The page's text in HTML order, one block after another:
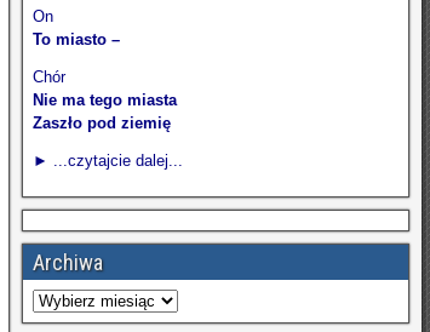
On
To miasto –
Chór
Nie ma tego miasta
Zaszło pod ziemię
► ...czytajcie dalej...
Archiwa